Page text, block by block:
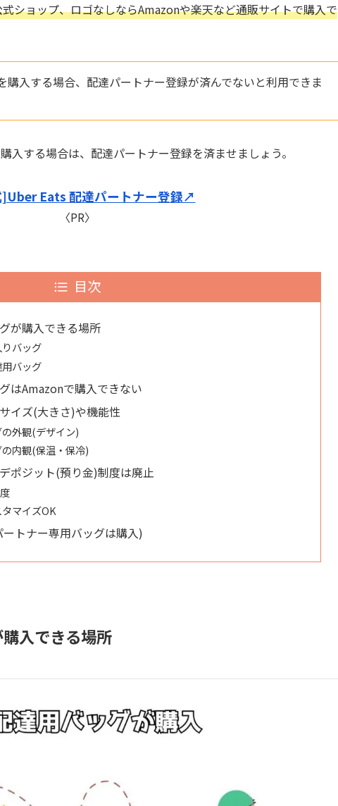
ショップ、ロゴなしならAmazonや楽天など通販サイトで購入で
購入する場合、配達パートナー登録が済んでないと利用できま
入する場合は、配達パートナー登録を済ませましょう。
Eats 配達パートナー登録↗︎
〈PR〉
目次
が購入できる場所
バッグ
バッグ
はAmazonで購入できない
イズ(大きさ)や機能性
外観(デザイン)
内観(保温・保冷)
ポジット(預り金)制度は廃止
マイズOK
トナー専用バッグは購入)
入できる場所